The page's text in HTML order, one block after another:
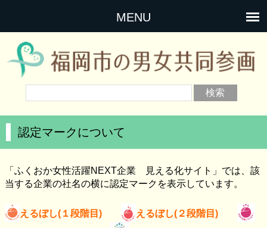
MENU
認定マークについて
「ふくおか女性活躍NEXT企業 見える化サイト」では、該
当する企業の社名の横に認定マークを表示しています。
えるぼし( １段階目) えるぼし( ２段階目)